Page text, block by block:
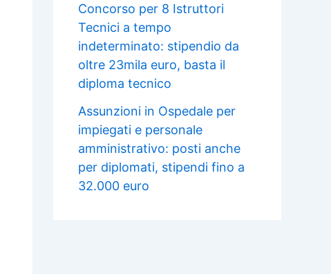
Concorso per 8 Istruttori
Tecnici a tempo
indeterminato: stipendio da
oltre 23mila euro, basta il
diploma tecnico
Assunzioni in Ospedale per
impiegati e personale
amministrativo: posti anche
per diplomati, stipendi fino a
32.000 euro